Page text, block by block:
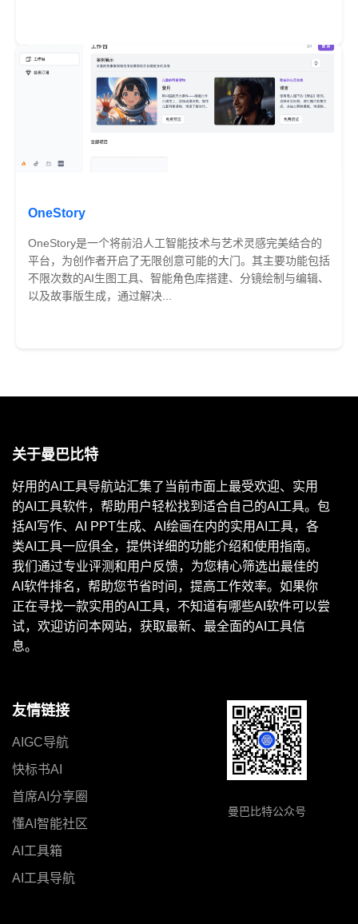
OneStory
OneStory是一个将前沿人工智能技术与艺术灵感完美结合的
平台，为创作者开启了无限创意可能的大门。其主要功能包括
不限次数的AI生图工具、智能角色库搭建、分镜绘制与编辑、
以及故事版生成，通过解决...
关于曼巴比特
好用的AI工具导航站汇集了当前市面上最受欢迎、实用
的AI工具软件，帮助用户轻松找到适合自己的AI工具。包
括AI写作、AI PPT生成、AI绘画在内的实用AI工具，各
类AI工具一应俱全，提供详细的功能介绍和使用指南。
我们通过专业评测和用户反馈，为您精心筛选出最佳的
AI软件排名，帮助您节省时间，提高工作效率。如果你
正在寻找一款实用的AI工具，不知道有哪些AI软件可以尝
试，欢迎访问本网站，获取最新、最全面的AI工具信
息。
友情链接
AIGC导航
快标书AI
首席AI分享圈
懂AI智能社区
AI工具箱
AI工具导航
曼巴比特公众号